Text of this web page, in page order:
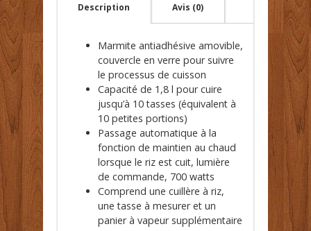
Description Avis (0)
Marmite antiadhésive amovible,
couvercle en verre pour suivre
le processus de cuisson
Capacité de 1,8 l pour cuire
jusqu’à 10 tasses (équivalent à
10 petites portions)
Passage automatique à la
fonction de maintien au chaud
lorsque le riz est cuit, lumière
de commande, 700 watts
Comprend une cuillère à riz,
une tasse à mesurer et un
panier à vapeur supplémentaire